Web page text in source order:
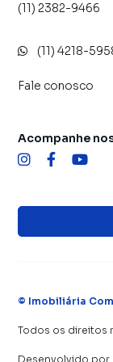
Compare é uma
seu imóvel
temos uma
campanhas
consequência
imóvel mais
(11) 2382-9466
(11) 4218-
Fale conosco
Acompanhe
© Imobiliária
Todos os direitos
Desenvolvido por